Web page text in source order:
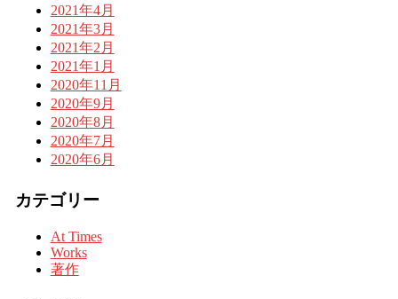
2021年4月
2021年3月
2021年2月
2021年1月
2020年11月
2020年9月
2020年8月
2020年7月
2020年6月
カテゴリー
At Times
Works
著作